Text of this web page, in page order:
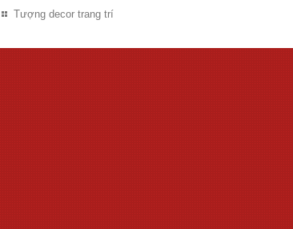
Tượng decor trang trí